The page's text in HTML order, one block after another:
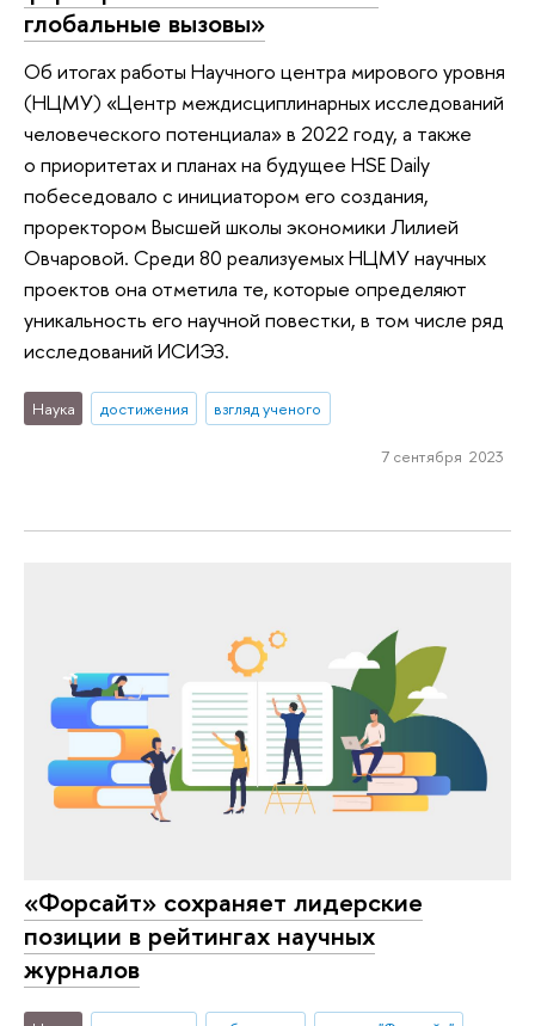
глобальные вызовы»
Об итогах работы Научного центра мирового уровня
(НЦМУ) «Центр междисциплинарных исследований
человеческого потенциала» в 2022 году, а также
о приоритетах и планах на будущее HSE Daily
побеседовало с инициатором его создания,
проректором Высшей школы экономики Лилией
Овчаровой. Среди 80 реализуемых НЦМУ научных
проектов она отметила те, которые определяют
уникальность его научной повестки, в том числе ряд
исследований ИСИЭЗ.
Наука достижения взгляд ученого
7 сентября 2023
«Форсайт» сохраняет лидерские
позиции в рейтингах научных
журналов